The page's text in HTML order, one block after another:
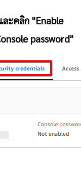
ะคลิก "Enable
password"